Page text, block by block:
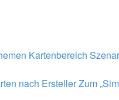
Kartenbereich
nach ErstellerZum